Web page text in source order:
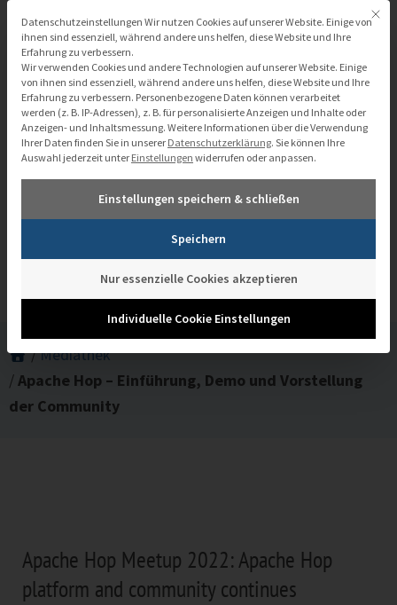
Inhalt
springen
Apache Hop – Einführung, Demo und
Vorstellung der Community
/Mediathek
/Apache Hop – Einführung, Demo und Vorstellung
der Community
Apache Hop Meetup 2022: Apache Hop
platform and community continues
Mit
Datenschutzeinstellungen
Datenschutzeinstellungen Wir nutzen Cookies auf unserer Website. Einige von
ihnen sind essenziell, während andere uns helfen, diese Website und Ihre
Erfahrung zu verbessern.
Wir verwenden Cookies und andere Technologien auf unserer Website. Einige
von ihnen sind essenziell, während andere uns helfen, diese Website und Ihre
Erfahrung zu verbessern. Personenbezogene Daten können verarbeitet
werden (z. B. IP-Adressen), z. B. für personalisierte Anzeigen und Inhalte oder
Anzeigen- und Inhaltsmessung. Weitere Informationen über die Verwendung
Ihrer Daten finden Sie in unserer Datenschutzerklärung. Sie können Ihre
Auswahl jederzeit unter Einstellungen widerrufen oder anpassen.
Einstellungen speichern & schließen
Speichern
Nur essenzielle Cookies akzeptieren
Individuelle Cookie Einstellungen